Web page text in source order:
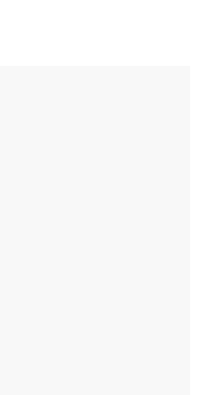
mít šrouby vložené v